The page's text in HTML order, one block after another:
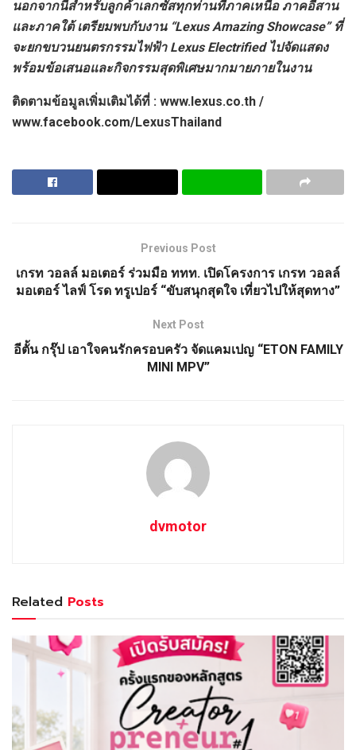
นอกจากนี้สำหรับลูกค้าเลกซัสทุกท่านที่ภาคเหนือ ภาคอีสาน
และภาคใต้ เตรียมพบกับงาน “Lexus Amazing Showcase” ที่
จะยกขบวนยนตรกรรมไฟฟ้า Lexus Electrified ไปจัดแสดง
พร้อมข้อเสนอและกิจกรรมสุดพิเศษมากมายภายในงาน
ติดตามข้อมูลเพิ่มเติมได้ที่ : www.lexus.co.th /
www.facebook.com/LexusThailand
Previous Post
เกรท วอลล์ มอเตอร์ ร่วมมือ ททท. เปิดโครงการ เกรท วอลล์
มอเตอร์ ไลฟ์ โรด ทรูเปอร์ “ขับสนุกสุดใจ เที่ยวไปให้สุดทาง”
Next Post
อีตั้น กรุ๊ป เอาใจคนรักครอบครัว จัดแคมเปญ “ETON FAMILY
MINI MPV”
dvmotor
Related Posts